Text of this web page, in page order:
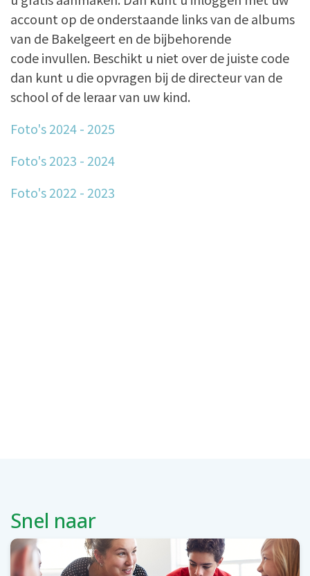
account op de onderstaande links van de albums
van de Bakelgeert en de bijbehorende
code invullen. Beschikt u niet over de juiste code
dan kunt u die opvragen bij de directeur van de
school of de leraar van uw kind.
Foto's 2024 - 2025
Foto's 2023 - 2024
Foto's 2022 - 2023
Snel naar